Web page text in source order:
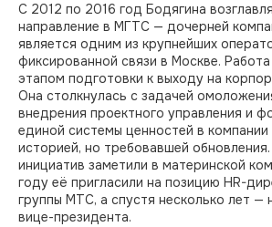
С 2012 по 2016 год Бодягина
направление в МГТС — дочерней
является одним из крупнейших
фиксированной связи в Москве.
этапом подготовки к выходу на
Она столкнулась с задачей
внедрения проектного управления и
единой системы ценностей в компании
историей, но требовавшей обновления.
инициатив заметили в материнской
году её пригласили на позицию HR-
группы МТС, а спустя несколько лет —
вице-президента.